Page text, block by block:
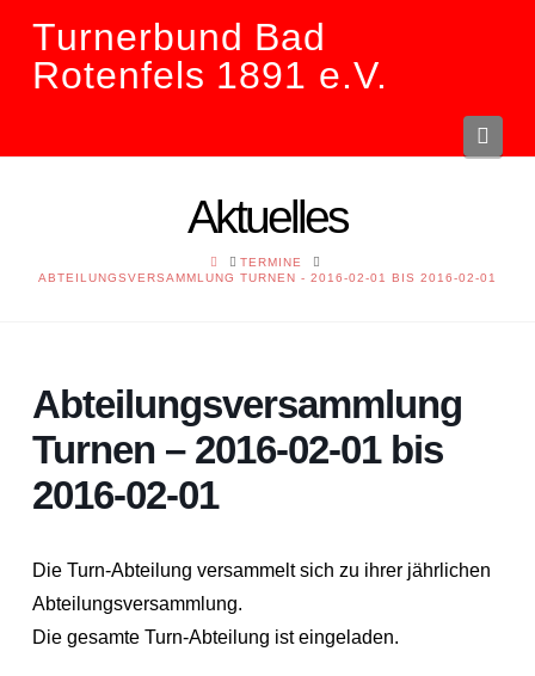
Turnerbund Bad
Rotenfels 1891 e.V.
Aktuelles
HOMETERMINE
ABTEILUNGSVERSAMMLUNG TURNEN - 2016-02-01 BIS 2016-02-01
Abteilungsversammlung
Turnen – 2016-02-01 bis
2016-02-01
Die Turn-Abteilung versammelt sich zu ihrer jährlichen
Abteilungsversammlung.
Die gesamte Turn-Abteilung ist eingeladen.